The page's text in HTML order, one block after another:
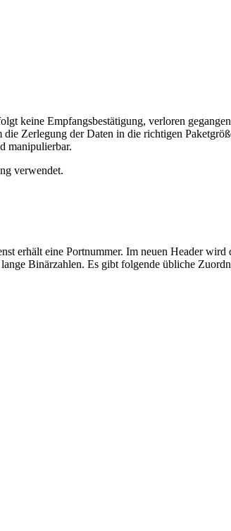
keine Empfangsbestätigung, verloren
Zerlegung der Daten in die richtigen
manipulierbar.
verwendet.
erhält eine Portnummer. Im neuen Header
Binärzahlen. Es gibt folgende übliche